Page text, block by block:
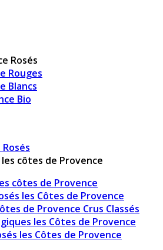
Rosés
Rouges
Blancs
Bio
côtes de Provence
côtes de Provence
les Côtes de Provence
de Provence Crus Classés
les Côtes de Provence
les Côtes de Provence